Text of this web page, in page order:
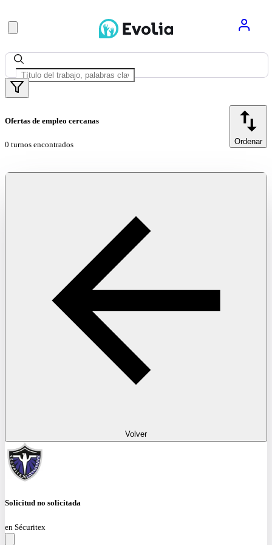
Ofertas de empleo cercanas
0 turnos encontrados Ordenar
Volver
Solicitud no solicitada
en Sécuritex